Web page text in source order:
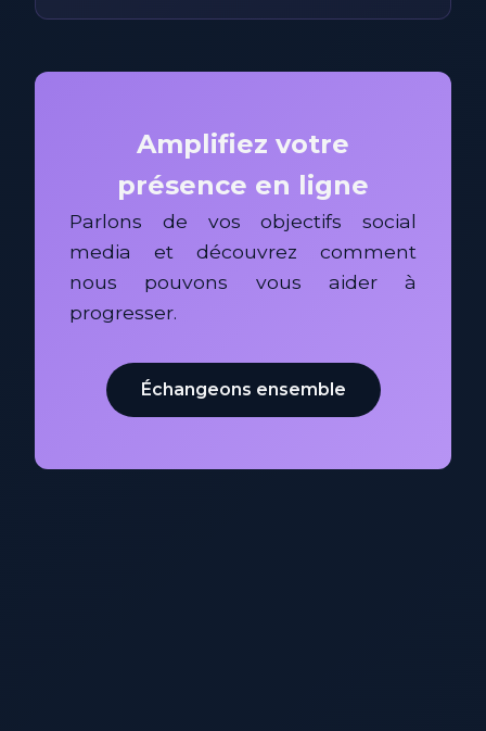
Amplifiez votre
présence en ligne
Parlons de vos objectifs social
media et découvrez comment
nous pouvons vous aider à
progresser.
Échangeons ensemble